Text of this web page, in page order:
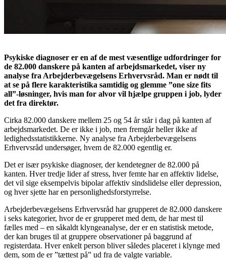
Psykiske diagnoser er en af de mest væsentlige udfordringer for
de 82.000 danskere på kanten af arbejdsmarkedet, viser ny
analyse fra Arbejderbevægelsens Erhvervsråd. Man er nødt til
at se på flere karakteristika samtidig og glemme ”one size fits
all”-løsninger, hvis man for alvor vil hjælpe gruppen i job, lyder
det fra direktør.
Cirka 82.000 danskere mellem 25 og 54 år står i dag på kanten af
arbejdsmarkedet. De er ikke i job, men fremgår heller ikke af
ledighedsstatistikkerne. Ny analyse fra Arbejderbevægelsens
Erhvervsråd undersøger, hvem de 82.000 egentlig er.
Det er især psykiske diagnoser, der kendetegner de 82.000 på
kanten. Hver tredje lider af stress, hver femte har en affektiv lidelse,
det vil sige eksempelvis bipolar affektiv sindslidelse eller depression,
og hver sjette har en personlighedsforstyrrelse.
Arbejderbevægelsens Erhvervsråd har grupperet de 82.000 danskere
i seks kategorier, hvor de er grupperet med dem, de har mest til
fælles med – en såkaldt klyngeanalyse, der er en statistisk metode,
der kan bruges til at gruppere observationer på baggrund af
registerdata. Hver enkelt person bliver således placeret i klynge med
dem, som de er ”tættest på” ud fra de valgte variable.